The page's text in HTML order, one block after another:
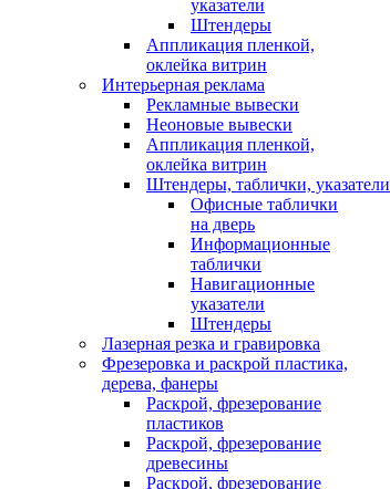
указатели
Штендеры
Аппликация пленкой,
оклейка витрин
Интерьерная реклама
Рекламные вывески
Неоновые вывески
Аппликация пленкой,
оклейка витрин
Штендеры, таблички, указатели
Офисные таблички
на дверь
Информационные
таблички
Навигационные
указатели
Штендеры
Лазерная резка и гравировка
Фрезеровка и раскрой пластика,
дерева, фанеры
Раскрой, фрезерование
пластиков
Раскрой, фрезерование
древесины
Раскрой, фрезерование